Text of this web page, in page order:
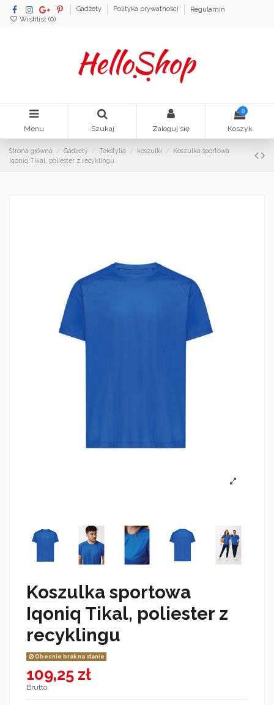
Gadżety Polityka prywatności
Regulamin
Wishlist (0)
Menu Szukaj Zaloguj się
0
Koszyk
Strona główna Gadżety Tekstylia koszulki
Koszulka sportowa
Iqoniq Tikal, poliester z recyklingu
Koszulka sportowa
Iqoniq Tikal, poliester z
recyklingu
Obecnie brak na stanie
109,25 zł
Brutto